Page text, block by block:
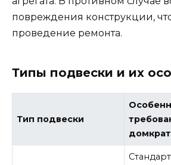
повреждения конструкции,
проведение ремонта.
Типы подвески и их
Тип подвески